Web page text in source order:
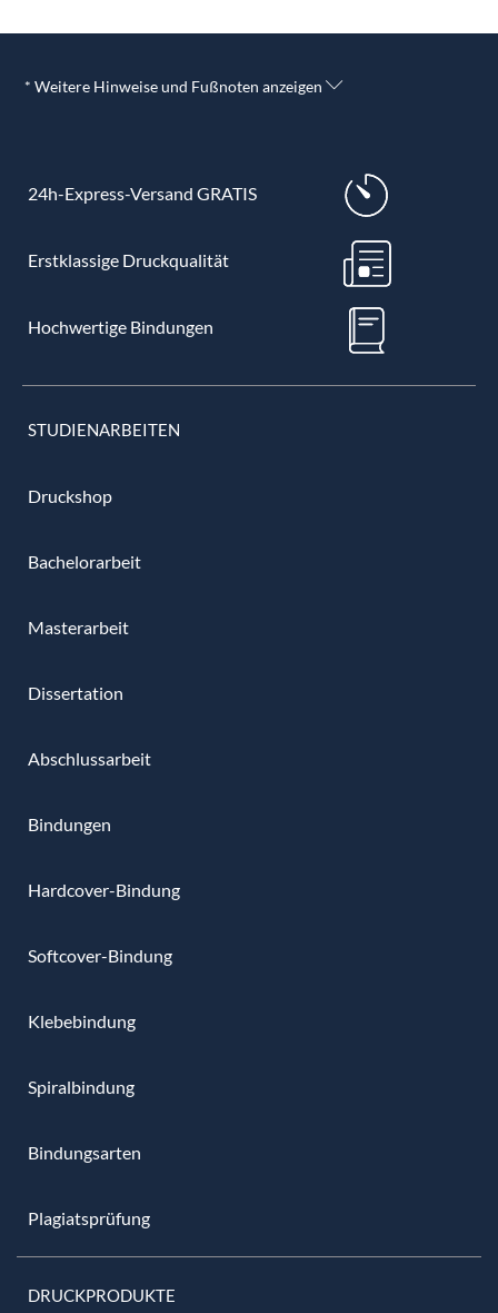
* Weitere Hinweise und Fußnoten anzeigen
24h-Express-Versand GRATIS
Erstklassige Druckqualität
Hochwertige Bindungen
STUDIENARBEITEN
Druckshop
Bachelorarbeit
Masterarbeit
Dissertation
Abschlussarbeit
Bindungen
Hardcover-Bindung
Softcover-Bindung
Klebebindung
Spiralbindung
Bindungsarten
Plagiatsprüfung
DRUCKPRODUKTE